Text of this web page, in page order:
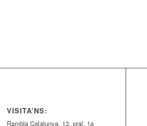
VISITA’NS:
Rambla Catalunya, 13, pral. 1a